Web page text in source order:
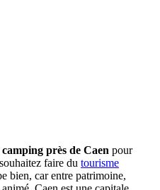
camping près de Caen pour
faire du tourisme
bien, car entre patrimoine,